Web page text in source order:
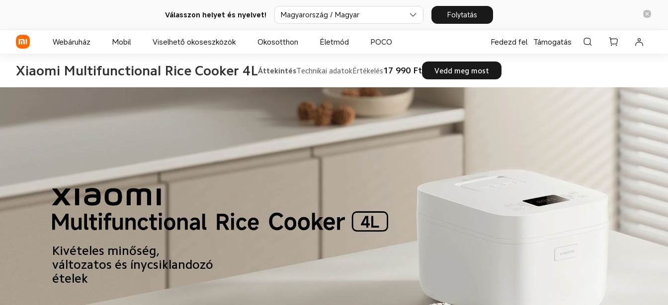
Válasszon helyet és nyelvet! Magyarország / Magyar Folytatás
Webáruház Mobil
REDMI sorozat
Viselhető okoseszközök Okosotthon Életmód POCO Fedezd fel Támogatás
Xiaomi Multifunctional Rice Cooker 4LÁttekintésTechnikai adatokÉrtékelés 17 990 Ft Vedd meg most
Kivételes minőség,
változatos és ínycsiklandozó
ételek